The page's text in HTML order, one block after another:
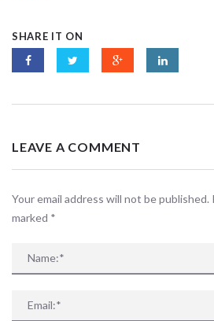
SHARE IT ON
LEAVE A COMMENT
Your email address will not be published.
marked *